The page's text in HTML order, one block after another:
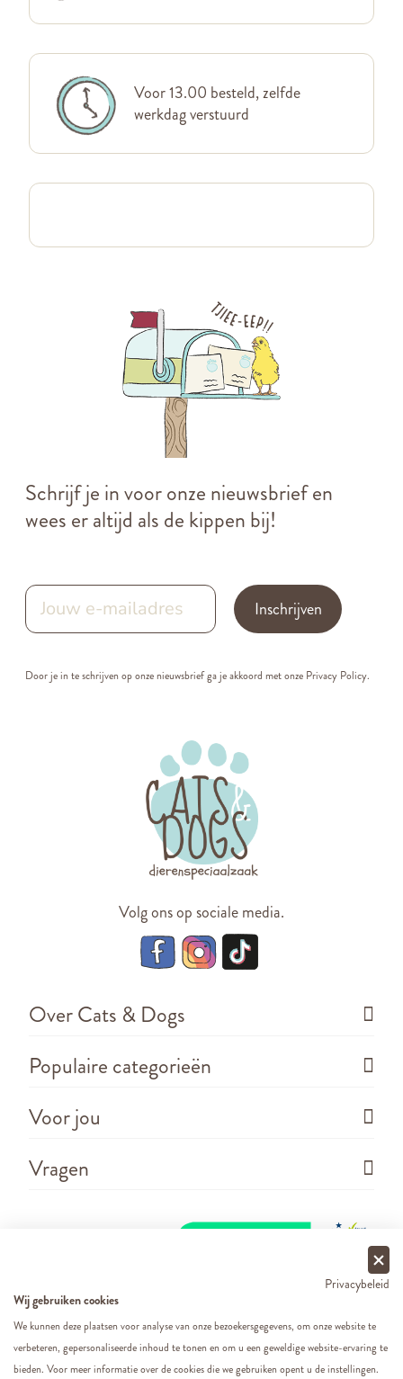
Voor 13.00 besteld, zelfde
werkdag verstuurd
Schrijf je in voor onze nieuwsbrief en
wees er altijd als de kippen bij!
Inschrijven
Door je in te schrijven op onze nieuwsbrief ga je akkoord met onze Privacy Policy.
Volg ons op sociale media.
Over Cats & Dogs
Populaire categorieën
Voor jou
Vragen
Copyright ©2026 - Cats&Dogs - Website byeWings
Privacybeleid
Wij gebruiken cookies
We kunnen deze plaatsen voor analyse van onze bezoekersgegevens, om onze website te
verbeteren, gepersonaliseerde inhoud te tonen en om u een geweldige website-ervaring te
bieden. Voor meer informatie over de cookies die we gebruiken opent u de instellingen.